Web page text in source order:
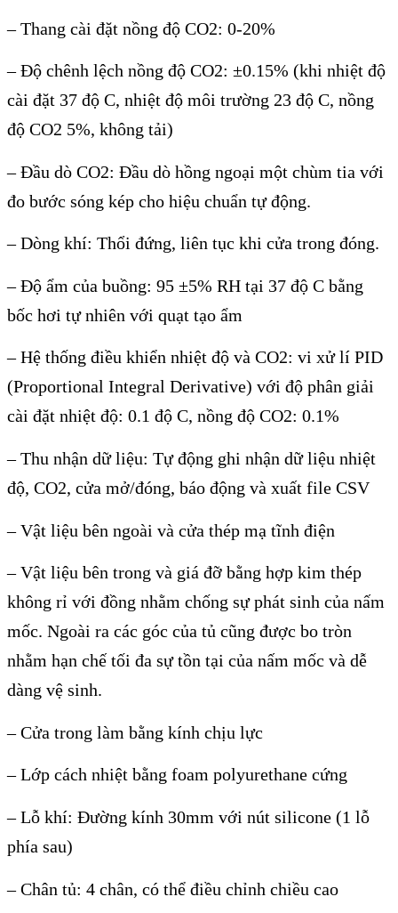
– Thang cài đặt nồng độ CO2: 0-20%
– Độ chênh lệch nồng độ CO2: ±0.15% (khi nhiệt độ
cài đặt 37 độ C, nhiệt độ môi trường 23 độ C, nồng
độ CO2 5%, không tải)
– Đầu dò CO2: Đầu dò hồng ngoại một chùm tia với
đo bước sóng kép cho hiệu chuẩn tự động.
– Dòng khí: Thổi đứng, liên tục khi cửa trong đóng.
– Độ ẩm của buồng: 95 ±5% RH tại 37 độ C bằng
bốc hơi tự nhiên với quạt tạo ẩm
– Hệ thống điều khiển nhiệt độ và CO2: vi xử lí PID
(Proportional Integral Derivative) với độ phân giải
cài đặt nhiệt độ: 0.1 độ C, nồng độ CO2: 0.1%
– Thu nhận dữ liệu: Tự động ghi nhận dữ liệu nhiệt
độ, CO2, cửa mở/đóng, báo động và xuất file CSV
– Vật liệu bên ngoài và cửa thép mạ tĩnh điện
– Vật liệu bên trong và giá đỡ bằng hợp kim thép
không rỉ với đồng nhằm chống sự phát sinh của nấm
mốc. Ngoài ra các góc của tủ cũng được bo tròn
nhằm hạn chế tối đa sự tồn tại của nấm mốc và dễ
dàng vệ sinh.
– Cửa trong làm bằng kính chịu lực
– Lớp cách nhiệt bằng foam polyurethane cứng
– Lỗ khí: Đường kính 30mm với nút silicone (1 lỗ
phía sau)
– Chân tủ: 4 chân, có thể điều chỉnh chiều cao